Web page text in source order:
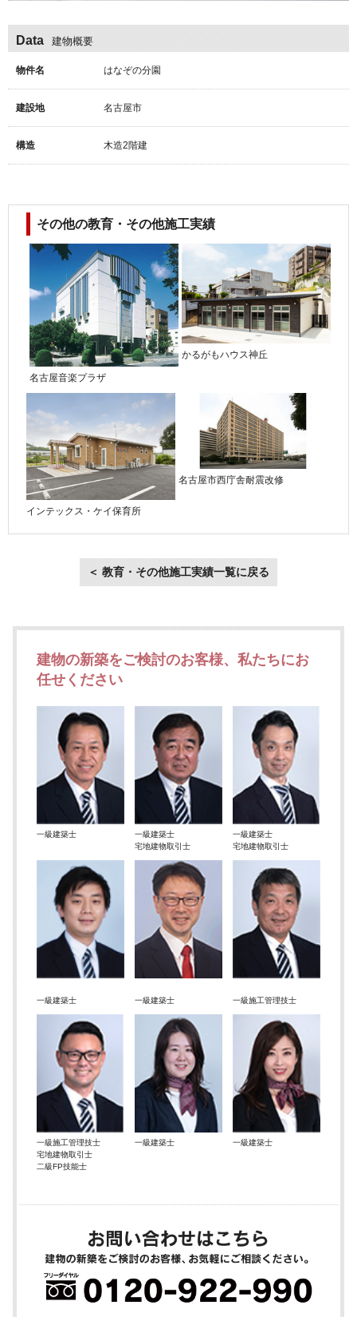
Data 建物概要
物件名 はなぞの分園
建設地 名古屋市
構造 木造2階建
その他の教育・その他施工実績
名古屋音楽プラザ
かるがもハウス神丘
インテックス・ケイ保育所
名古屋市西庁舎耐震改修
＜ 教育・その他施工実績一覧に戻る
建物の新築をご検討のお客様、私たちにお
任せください
一級建築士
一級建築士
宅地建物取引士
一級建築士
宅地建物取引士
一級建築士 一級建築士 一級施工管理技士
一級施工管理技士
宅地建物取引士
二級FP技能士
一級建築士 一級建築士